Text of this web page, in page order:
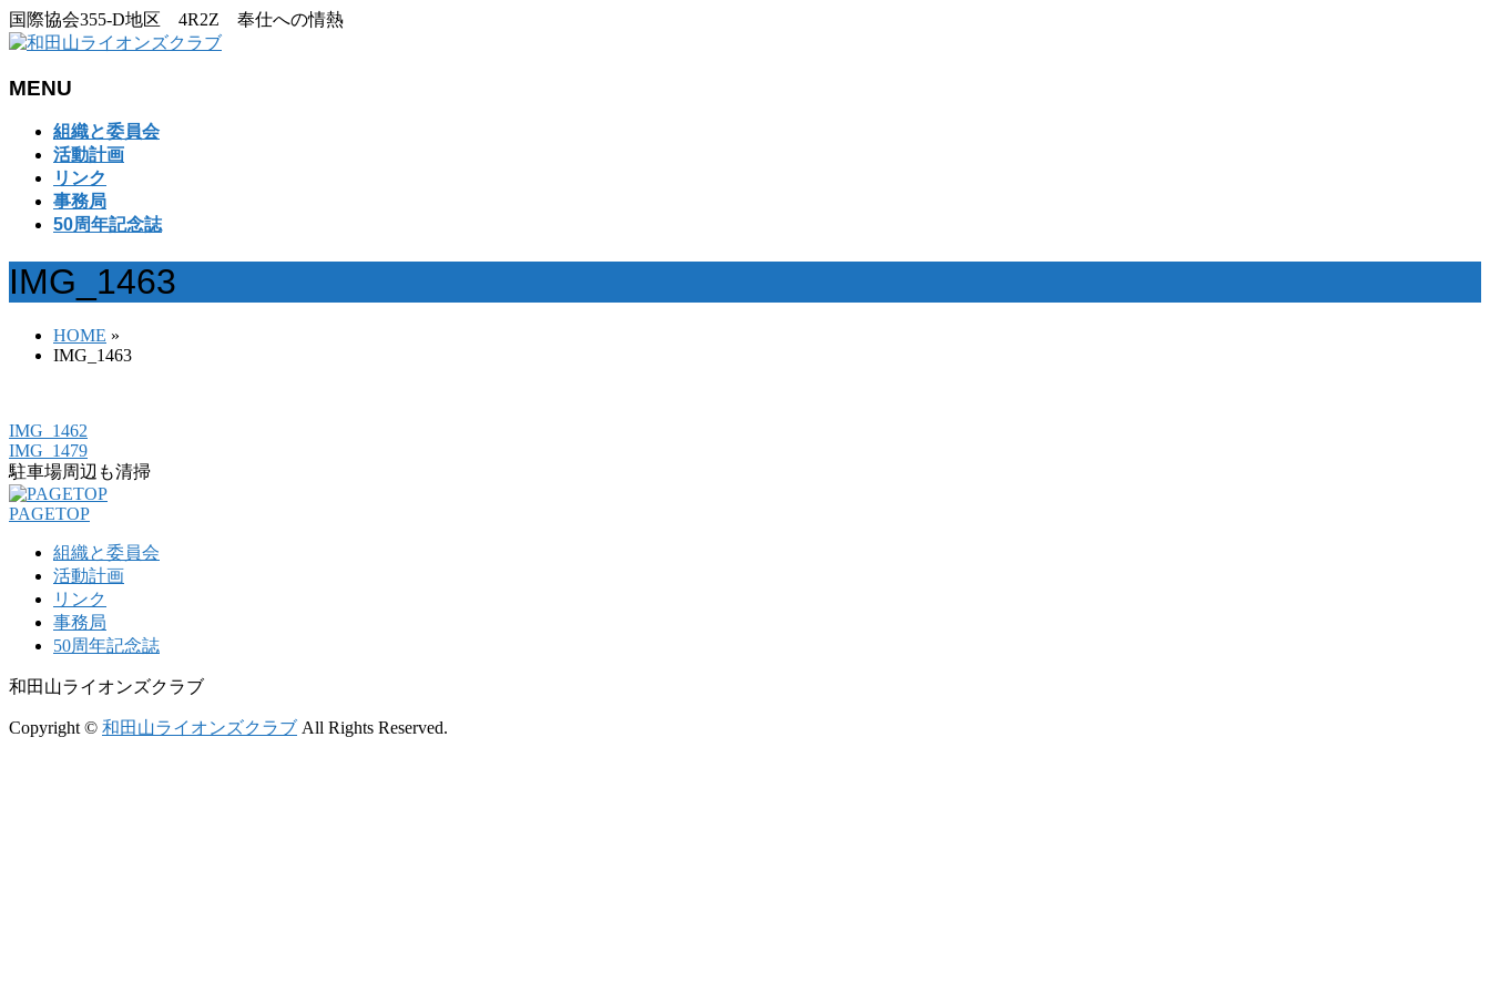
国際協会355-D地区 4R2Z 奉仕への情熱
MENU
ば
す
組織と委員会
活動計画
リンク
事務局
50周年記念誌
IMG_1463
HOME »
IMG_1463
IMG_1462
IMG_1479
駐車場周辺も清掃
PAGETOP
組織と委員会
活動計画
リンク
事務局
50周年記念誌
和田山ライオンズクラブ
Copyright © 和田山ライオンズクラブ All Rights Reserved.